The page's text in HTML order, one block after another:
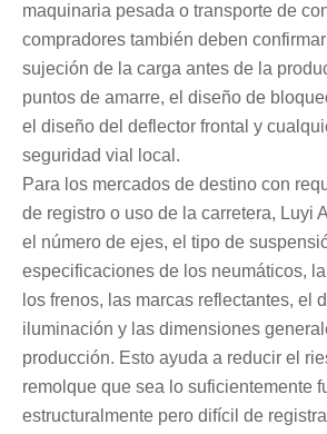
maquinaria pesada o transporte de
compradores también deben
sujeción de la carga antes de la
puntos de amarre, el diseño de
el diseño del deflector frontal y
seguridad vial local.
Para los mercados de destino con
de registro o uso de la carretera, Luyi
el número de ejes, el tipo de
especificaciones de los neumáticos,
los frenos, las marcas reflectantes, el
iluminación y las dimensiones
producción. Esto ayuda a reducir el
remolque que sea lo suficientemente
estructuralmente pero difícil de